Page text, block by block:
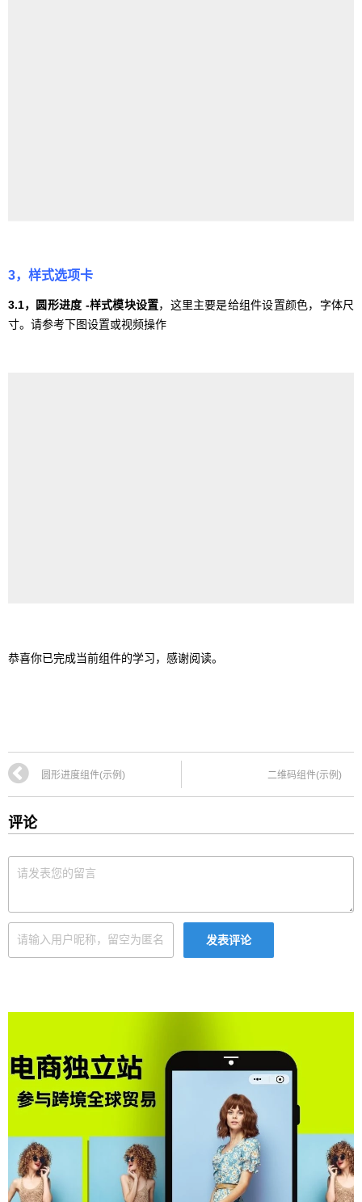
3，样式选项卡
3.1，圆形进度 -样式模块设置，这里主要是给组件设置颜色，字体尺
寸。请参考下图设置或视频操作
恭喜你已完成当前组件的学习，感谢阅读。
圆形进度组件(示例) 二维码组件(示例)
评论